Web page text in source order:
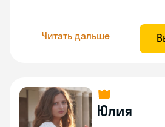
Читать дальше
Юлия